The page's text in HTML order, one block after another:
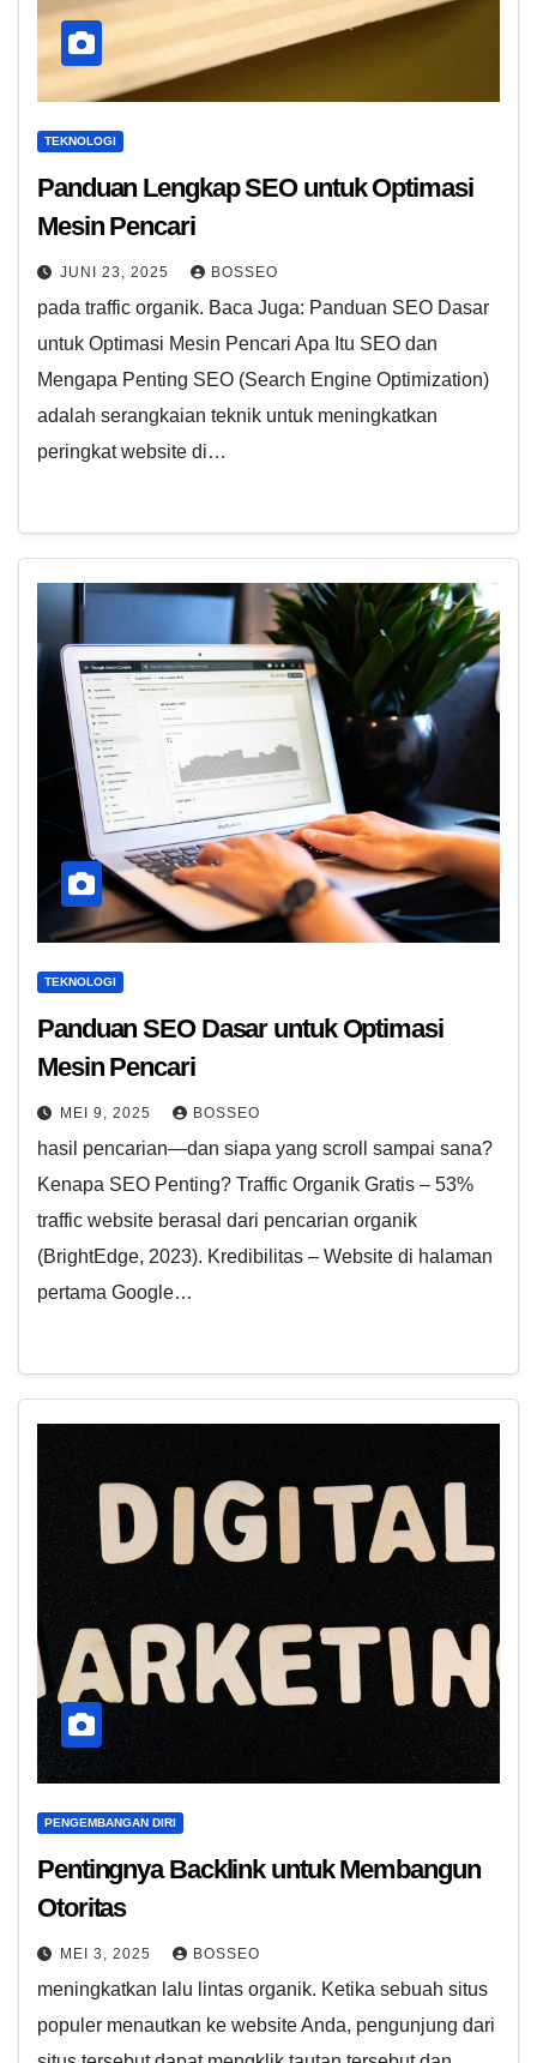
TEKNOLOGI
Panduan Lengkap SEO untuk Optimasi
Mesin Pencari
JUNI 23, 2025 BOSSEO
pada traffic organik. Baca Juga: Panduan SEO Dasar
untuk Optimasi Mesin Pencari Apa Itu SEO dan
Mengapa Penting SEO (Search Engine Optimization)
adalah serangkaian teknik untuk meningkatkan
peringkat website di…
TEKNOLOGI
Panduan SEO Dasar untuk Optimasi
Mesin Pencari
MEI 9, 2025 BOSSEO
hasil pencarian—dan siapa yang scroll sampai sana?
Kenapa SEO Penting? Traffic Organik Gratis – 53%
traffic website berasal dari pencarian organik
(BrightEdge, 2023). Kredibilitas – Website di halaman
pertama Google…
PENGEMBANGAN DIRI
Pentingnya Backlink untuk Membangun
Otoritas
MEI 3, 2025 BOSSEO
meningkatkan lalu lintas organik. Ketika sebuah situs
populer menautkan ke website Anda, pengunjung dari